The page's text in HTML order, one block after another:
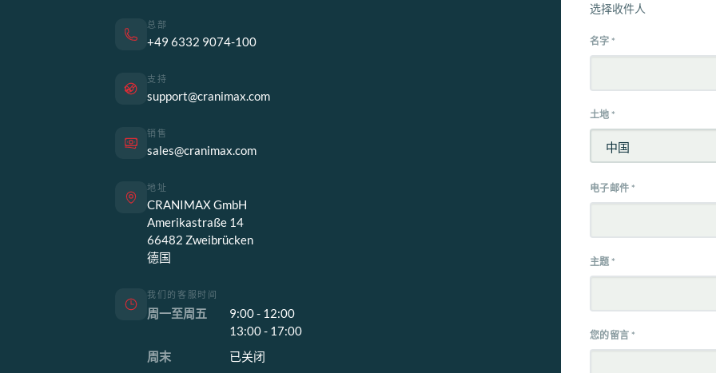
总部
+49 6332 9074-100
支持
support@cranimax.com
销售
sales@cranimax.com
地址
CRANIMAX GmbH
Amerikastraße 14
66482 Zweibrücken
德国
我们的客服时间
周一至周五
9:00 - 12:00
13:00 - 17:00
周末
已关闭
选择收件人
名字*
土地*
电子邮件*
主题*
您的留言*